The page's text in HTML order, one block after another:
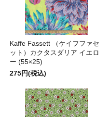
Kaffe Fassett （ケイフファセ
ット）カクタスダリア イエロ
ー (55×25)
275円(税込)